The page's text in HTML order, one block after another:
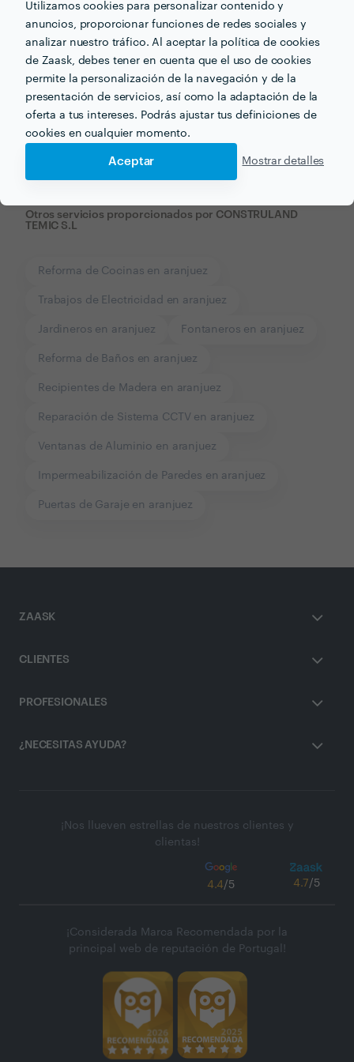
Utilizamos cookies para personalizar contenido y
anuncios, proporcionar funciones de redes sociales y
analizar nuestro tráfico. Al aceptar la política de cookies
de Zaask, debes tener en cuenta que el uso de cookies
permite la personalización de la navegación y de la
presentación de servicios, así como la adaptación de la
oferta a tus intereses. Podrás ajustar tus definiciones de
cookies en cualquier momento.
Aceptar Mostrar detalles
Recibe varias propuestas de profesionales como
CONSTRULAND TEMIC S.Len pocas horas.
Otros servicios proporcionados por CONSTRULAND
TEMIC S.L
Reforma de Cocinas en aranjuez
Trabajos de Electricidad en aranjuez
Jardineros en aranjuez Fontaneros en aranjuez
Reforma de Baños en aranjuez
Recipientes de Madera en aranjuez
Reparación de Sistema CCTV en aranjuez
Ventanas de Aluminio en aranjuez
Impermeabilización de Paredes en aranjuez
Puertas de Garaje en aranjuez
ZAASK
CLIENTES
PROFESIONALES
¿NECESITAS AYUDA?
¡Nos llueven estrellas de nuestros clientes y
clientas!
4.4/5 4.7/5
¡Considerada Marca Recomendada por la
principal web de reputación de Portugal!